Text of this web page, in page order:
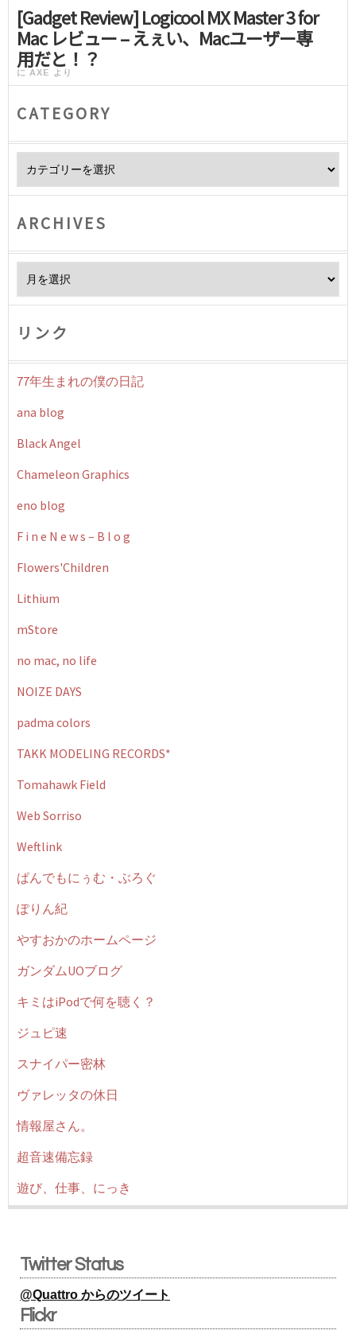
[Gadget Review] Logicool MX Master 3 for
Mac レビュー – えぇい、Macユーザー専
用だと！？
に AXE より
CATEGORY
ARCHIVES
リンク
77年生まれの僕の日記
ana blog
Black Angel
Chameleon Graphics
eno blog
F i n e N e w s – B l o g
Flowers'Children
Lithium
mStore
no mac, no life
NOIZE DAYS
padma colors
TAKK MODELING RECORDS*
Tomahawk Field
Web Sorriso
Weftlink
ぱんでもにぅむ・ぶろぐ
ぽりん紀
やすおかのホームページ
ガンダムUOブログ
キミはiPodで何を聴く？
ジュピ速
スナイパー密林
ヴァレッタの休日
情報屋さん。
超音速備忘録
遊び、仕事、にっき
Twitter Status
@Quattro からのツイート
Flickr